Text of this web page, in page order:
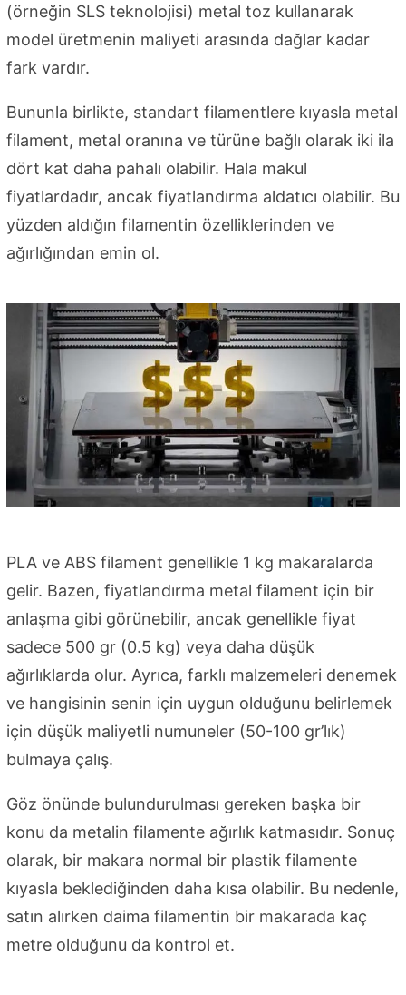
(örneğin SLS teknolojisi) metal toz kullanarak
model üretmenin maliyeti arasında dağlar kadar
fark vardır.
Bununla birlikte, standart filamentlere kıyasla metal
filament, metal oranına ve türüne bağlı olarak iki ila
dört kat daha pahalı olabilir. Hala makul
fiyatlardadır, ancak fiyatlandırma aldatıcı olabilir. Bu
yüzden aldığın filamentin özelliklerinden ve
ağırlığından emin ol.
PLA ve ABS filament genellikle 1 kg makaralarda
gelir. Bazen, fiyatlandırma metal filament için bir
anlaşma gibi görünebilir, ancak genellikle fiyat
sadece 500 gr (0.5 kg) veya daha düşük
ağırlıklarda olur. Ayrıca, farklı malzemeleri denemek
ve hangisinin senin için uygun olduğunu belirlemek
için düşük maliyetli numuneler (50-100 gr’lık)
bulmaya çalış.
Göz önünde bulundurulması gereken başka bir
konu da metalin filamente ağırlık katmasıdır. Sonuç
olarak, bir makara normal bir plastik filamente
kıyasla beklediğinden daha kısa olabilir. Bu nedenle,
satın alırken daima filamentin bir makarada kaç
metre olduğunu da kontrol et.